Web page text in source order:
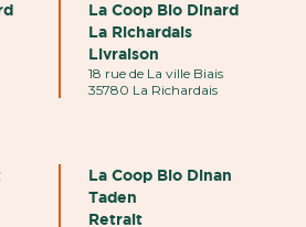
La Coop Bio Dinard
La Richardais
Livraison
18 rue de La ville Biais
35780 La Richardais
La Coop Bio Dinan
Taden
Retrait